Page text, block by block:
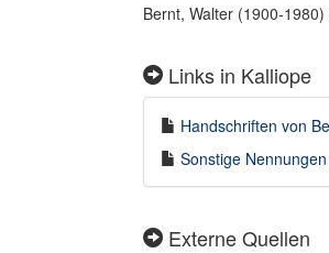
Bernt, Walter (1900-1980)
Links in Kalliope
Handschriften von
Sonstige
Externe Quellen